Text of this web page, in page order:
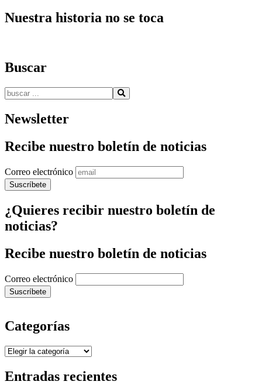
Nuestra historia no se toca
Buscar
Buscar:
Newsletter
Recibe nuestro boletín de noticias
Correo electrónico
¿Quieres recibir nuestro boletín de
noticias?
Recibe nuestro boletín de noticias
Correo electrónico
Categorías
Categorías
Entradas recientes